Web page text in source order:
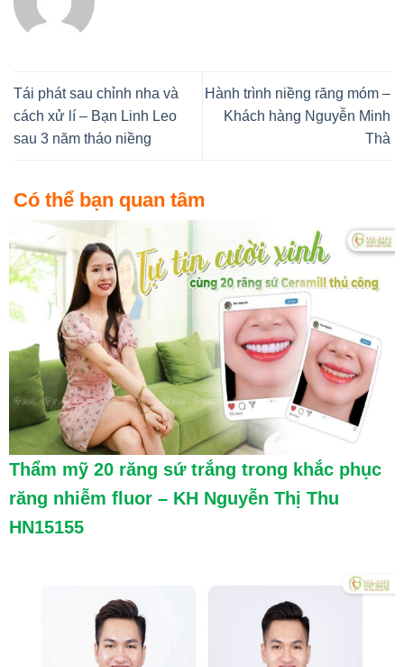
Tái phát sau chỉnh nha và
cách xử lí – Bạn Linh Leo
sau 3 năm tháo niềng
Hành trình niềng răng móm –
Khách hàng Nguyễn Minh
Thà
Có thể bạn quan tâm
Thẩm mỹ 20 răng sứ trắng trong khắc phục
răng nhiễm fluor – KH Nguyễn Thị Thu
HN15155